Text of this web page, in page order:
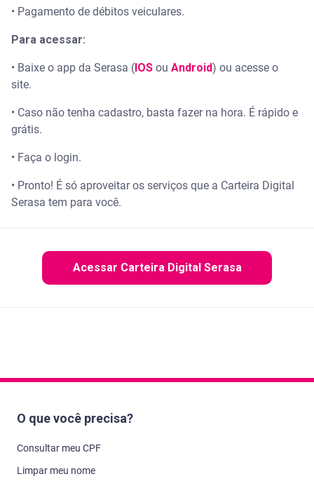
• Pagamento de débitos veiculares.
Para acessar:
• Baixe o app da Serasa ( IOS ou Android) ou acesse o
site.
• Caso não tenha cadastro, basta fazer na hora. É rápido e
grátis.
• Faça o login.
• Pronto! É só aproveitar os serviços que a Carteira Digital
Serasa tem para você.
Acessar Carteira Digital Serasa
O que você precisa?
Consultar meu CPF
Limpar meu nome